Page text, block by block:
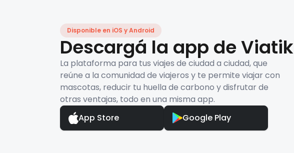
Disponible en iOS y Android
Descargá la app de Viatik
La plataforma para tus viajes de ciudad a ciudad, que
reúne a la comunidad de viajeros y te permite viajar con
mascotas, reducir tu huella de carbono y disfrutar de
otras ventajas, todo en una misma app.
App Store
Google Play